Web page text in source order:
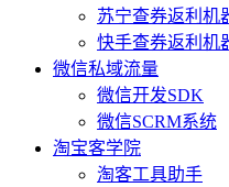
苏宁查券返利机
快手查券返利机
微信私域流量
微信开发SDK
微信SCRM系统
淘宝客学院
淘客工具助手